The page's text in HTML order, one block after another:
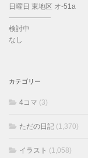
日曜日 東地区 オ-51a
——————
検討中
なし
カテゴリー
4コマ (3)
ただの日記 (1,370)
イラスト (1,058)